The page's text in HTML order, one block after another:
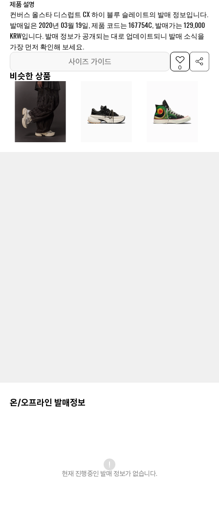
제품 설명
컨버스 올스타 디스럽트 CX 하이 블루 슬레이트의 발매 정보입니다.
발매일은 2020년 03월 19일, 제품 코드는 167754C, 발매가는 129,000
KRW입니다. 발매 정보가 공개되는 대로 업데이트되니 발매 소식을
가장 먼저 확인해 보세요.
사이즈 가이드
0
비슷한 상품
온/오프라인 발매정보
현재 진행중인 발매 정보가 없습니다.